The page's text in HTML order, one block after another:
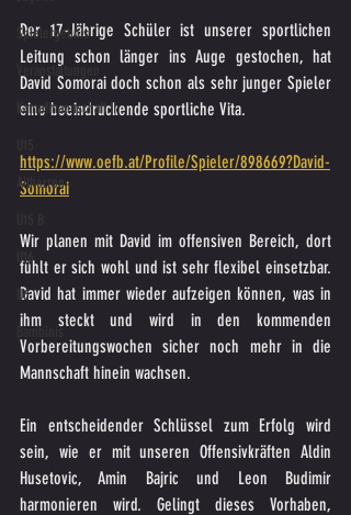
Spielergebnis
Veranstaltungen
Kampfmannschaft II
Altherren
U16
U6
Bambinis
Der 17-Jährige Schüler ist unserer sportlichen
Leitung schon länger ins Auge gestochen, hat
David Somorai doch schon als sehr junger Spieler
eine beeindruckende sportliche Vita.
https://www.oefb.at/Profile/Spieler/898669?David-
Somorai
Wir planen mit David im offensiven Bereich, dort
fühlt er sich wohl und ist sehr flexibel einsetzbar.
David hat immer wieder aufzeigen können, was in
ihm steckt und wird in den kommenden
Vorbereitungswochen sicher noch mehr in die
Mannschaft hinein wachsen.
Ein entscheidender Schlüssel zum Erfolg wird
sein, wie er mit unseren Offensivkräften Aldin
Husetovic, Amin Bajric und Leon Budimir
harmonieren wird. Gelingt dieses Vorhaben,